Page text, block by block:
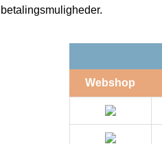
betalingsmuligheder.
Webshop